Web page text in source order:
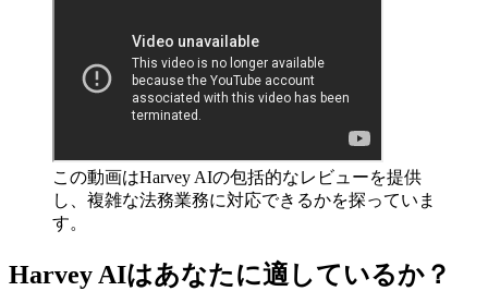
この動画はHarvey AIの包括的なレビューを提供
し、複雑な法務業務に対応できるかを探っていま
す。
Harvey AIはあなたに適しているか？